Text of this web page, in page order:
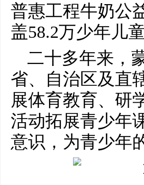
普惠工程牛奶公
盖58.2万少年儿童
二十多年来，
省、自治区及直
展体育教育、研
活动拓展青少年
意识，为青少年